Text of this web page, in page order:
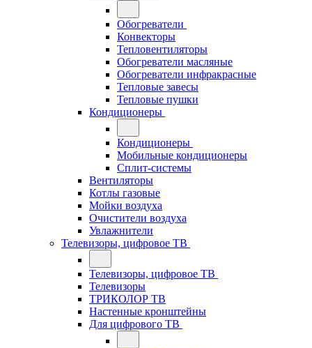
Обогреватели
Конвекторы
Тепловентиляторы
Обогреватели масляные
Обогреватели инфракрасные
Тепловые завесы
Тепловые пушки
Кондиционеры
Кондиционеры
Мобильные кондиционеры
Сплит-системы
Вентиляторы
Котлы газовые
Мойки воздуха
Очистители воздуха
Увлажнители
Телевизоры, цифровое ТВ
Телевизоры, цифровое ТВ
Телевизоры
ТРИКОЛОР ТВ
Настенные кронштейны
Для цифрового ТВ